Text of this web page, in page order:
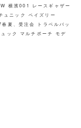
横濱001
レースギャザー
ュニック ペイズリー
夏、受注会
トラベルバッ
ュック マルチポーチ モデ